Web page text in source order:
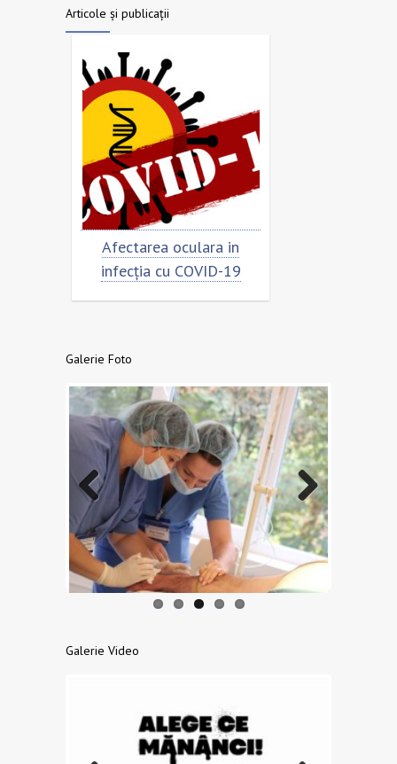
Articole și publicații
Afectarea oculara in
infecția cu COVID-19
Galerie Foto
Previo
us
Next
Galerie Video